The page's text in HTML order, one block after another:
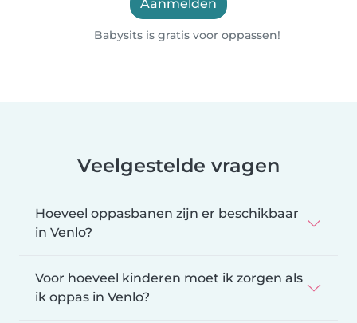
Aanmelden
Babysits is gratis voor oppassen!
Veelgestelde vragen
Hoeveel oppasbanen zijn er beschikbaar
in Venlo?
Voor hoeveel kinderen moet ik zorgen als
ik oppas in Venlo?